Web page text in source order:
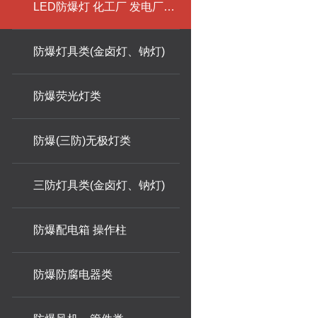
LED防爆灯 化工厂 发电厂专用
防爆灯具类(金卤灯、钠灯)
防爆荧光灯类
防爆(三防)无极灯类
三防灯具类(金卤灯、钠灯)
防爆配电箱 操作柱
防爆防腐电器类